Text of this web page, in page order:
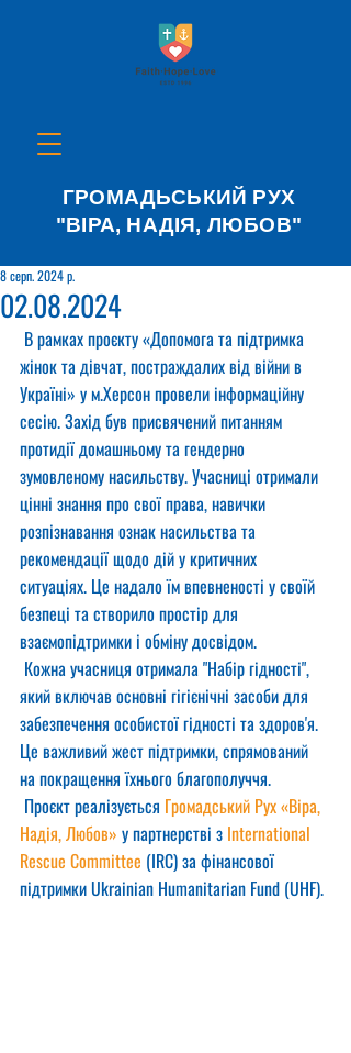
ГРОМАДЬСЬКИЙ РУХ
"ВІРА, НАДІЯ, ЛЮБОВ"
02.08.2024
8 серп. 2024 р.
В рамках проєкту «Допомога та підтримка
жінок та дівчат, постраждалих від війни в
Україні» у м.Херсон провели інформаційну
сесію. Захід був присвячений питанням
протидії домашньому та гендерно
зумовленому насильству. Учасниці отримали
цінні знання про свої права, навички
розпізнавання ознак насильства та
рекомендації щодо дій у критичних
ситуаціях. Це надало їм впевненості у своїй
безпеці та створило простір для
взаємопідтримки і обміну досвідом.
Кожна учасниця отримала "Набір гідності",
який включав основні гігієнічні засоби для
забезпечення особистої гідності та здоров'я.
Це важливий жест підтримки, спрямований
на покращення їхнього благополуччя.
Проєкт реалізується Громадський Рух «Віра,
Надія, Любов» у партнерстві з International
Rescue Committee (IRC) за фінансової
підтримки Ukrainian Humanitarian Fund (UHF).